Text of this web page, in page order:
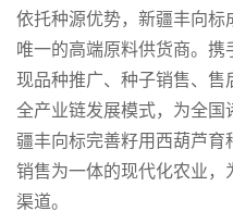
依托种源优势，新疆丰向
唯一的高端原料供货商。
现品种推广、种子销售、
全产业链发展模式，为全
疆丰向标完善籽用西葫芦育
销售为一体的现代化农业
渠道。